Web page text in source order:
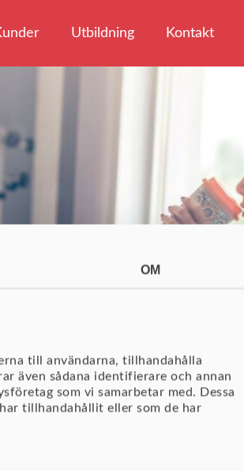
OM
till användarna, tillhandahålla
även sådana identifierare och annan
som vi samarbetar med. Dessa
tillhandahållit eller som de har
Utbildning Kontakt